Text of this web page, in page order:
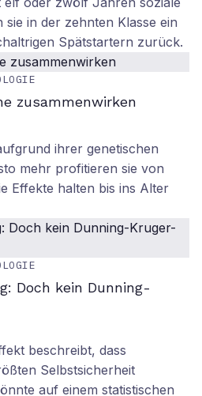
in der zehnten Klasse ein
Spätstartern zurück.
zusammenwirken
ihrer genetischen
mehr profitieren sie von
Effekte halten bis ins Alter
Doch kein Dunning-
beschreibt, dass
Selbstsicherheit
auf einem statistischen